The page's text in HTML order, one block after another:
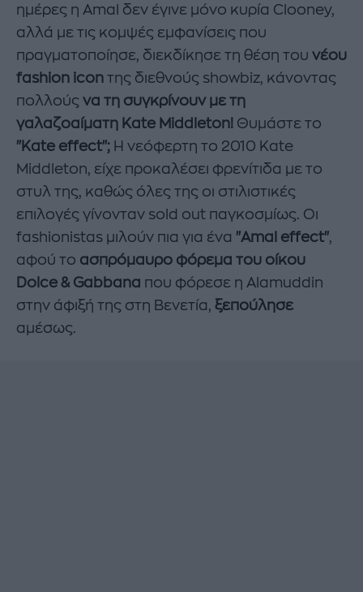
ημέρες η Amal δεν έγινε μόνο κυρία Clooney,
αλλά με τις κομψές εμφανίσεις που
πραγματοποίησε, διεκδίκησε τη θέση του νέου
fashion icon της διεθνούς showbiz, κάνοντας
πολλούς να τη συγκρίνουν με τη
γαλαζοαίματη Kate Middleton! Θυμάστε το
"Kate effect"; Η νεόφερτη το 2010 Kate
Middleton, είχε προκαλέσει φρενίτιδα με το
στυλ της, καθώς όλες της οι στιλιστικές
επιλογές γίνονταν sold out παγκοσμίως. Οι
fashionistas μιλούν πια για ένα "Amal effect",
αφού το ασπρόμαυρο φόρεμα του οίκου
Dolce & Gabbana που φόρεσε η Alamuddin
στην άφιξή της στη Βενετία, ξεπούλησε
αμέσως.